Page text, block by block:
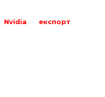
Nvidia
експорт